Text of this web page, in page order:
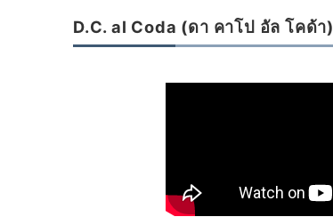
D.C. al Coda (ดา คาโป อัล โคด้า)